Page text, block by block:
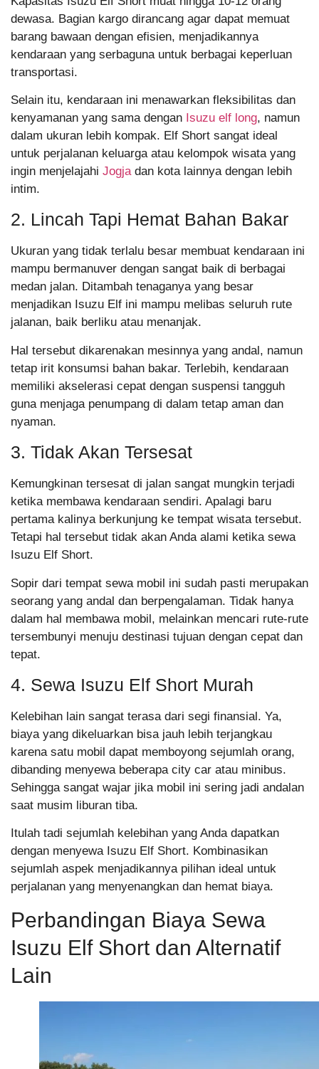
dewasa. Bagian kargo dirancang agar dapat memuat
barang bawaan dengan efisien, menjadikannya
kendaraan yang serbaguna untuk berbagai keperluan
transportasi.
Selain itu, kendaraan ini menawarkan fleksibilitas dan
kenyamanan yang sama dengan Isuzu elf long, namun
dalam ukuran lebih kompak. Elf Short sangat ideal
untuk perjalanan keluarga atau kelompok wisata yang
ingin menjelajahi Jogja dan kota lainnya dengan lebih
intim.
2. Lincah Tapi Hemat Bahan Bakar
Ukuran yang tidak terlalu besar membuat kendaraan ini
mampu bermanuver dengan sangat baik di berbagai
medan jalan. Ditambah tenaganya yang besar
menjadikan Isuzu Elf ini mampu melibas seluruh rute
jalanan, baik berliku atau menanjak.
Hal tersebut dikarenakan mesinnya yang andal, namun
tetap irit konsumsi bahan bakar. Terlebih, kendaraan
memiliki akselerasi cepat dengan suspensi tangguh
guna menjaga penumpang di dalam tetap aman dan
nyaman.
3. Tidak Akan Tersesat
Kemungkinan tersesat di jalan sangat mungkin terjadi
ketika membawa kendaraan sendiri. Apalagi baru
pertama kalinya berkunjung ke tempat wisata tersebut.
Tetapi hal tersebut tidak akan Anda alami ketika sewa
Isuzu Elf Short.
Sopir dari tempat sewa mobil ini sudah pasti merupakan
seorang yang andal dan berpengalaman. Tidak hanya
dalam hal membawa mobil, melainkan mencari rute-rute
tersembunyi menuju destinasi tujuan dengan cepat dan
tepat.
4. Sewa Isuzu Elf Short Murah
Kelebihan lain sangat terasa dari segi finansial. Ya,
biaya yang dikeluarkan bisa jauh lebih terjangkau
karena satu mobil dapat memboyong sejumlah orang,
dibanding menyewa beberapa city car atau minibus.
Sehingga sangat wajar jika mobil ini sering jadi andalan
saat musim liburan tiba.
Itulah tadi sejumlah kelebihan yang Anda dapatkan
dengan menyewa Isuzu Elf Short. Kombinasikan
sejumlah aspek menjadikannya pilihan ideal untuk
perjalanan yang menyenangkan dan hemat biaya.
Perbandingan Biaya Sewa
Isuzu Elf Short dan Alternatif
Lain